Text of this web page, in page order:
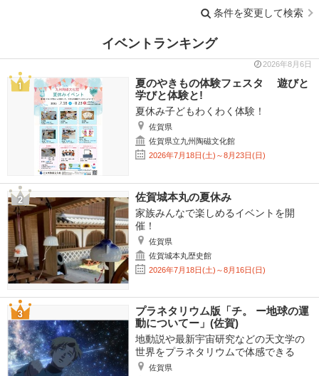
条件を変更して検索
イベントランキング
2026年8月6日
夏のやきもの体験フェスタ 遊びと
学びと体験と!
夏休み子どもわくわく体験！
佐賀県
佐賀県立九州陶磁文化館
2026年7月18日(土)～8月23日(日)
佐賀城本丸の夏休み
家族みんなで楽しめるイベントを開
催！
佐賀県
佐賀城本丸歴史館
2026年7月18日(土)～8月16日(日)
プラネタリウム版「チ。 ー地球の運
動についてー」(佐賀)
地動説や最新宇宙研究などの天文学の
世界をプラネタリウムで体感できる
佐賀県